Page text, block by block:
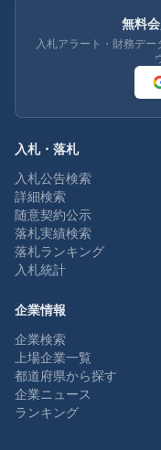
無料
入札アラート・財務デ
入札・落札
入札公告検索
詳細検索
随意契約公示
落札実績検索
落札ランキング
入札統計
企業情報
企業検索
上場企業一覧
都道府県から探す
企業ニュース
ランキング